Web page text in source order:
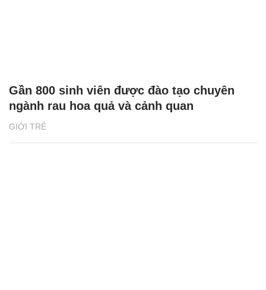
GIỚI TRẺ
Gần 800 sinh viên được đào tạo chuyên
ngành rau hoa quả và cảnh quan